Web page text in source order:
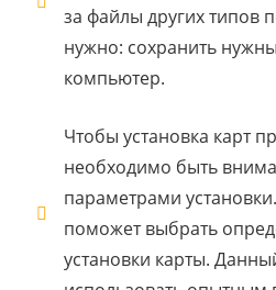
за файлы других типов
нужно: сохранить
компьютер.
Чтобы установка карт
необходимо быть
параметрами
поможет выбрать
установки карты.